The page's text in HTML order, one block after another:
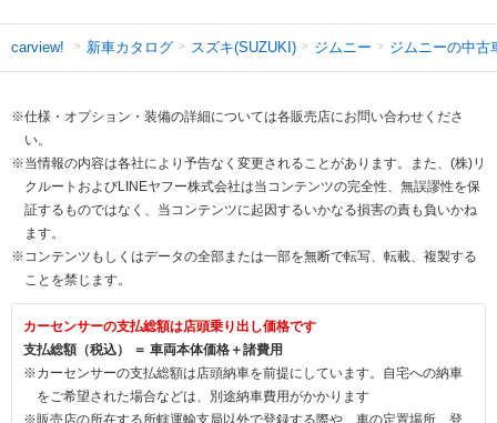
carview! 新車カタログ スズキ(SUZUKI) ジムニー ジムニーの中古
※仕様・オプション・装備の詳細については各販売店にお問い合わせくださ
い。
※当情報の内容は各社により予告なく変更されることがあります。また、(株)リ
クルートおよびLINEヤフー株式会社は当コンテンツの完全性、無誤謬性を保
証するものではなく、当コンテンツに起因するいかなる損害の責も負いかね
ます。
※コンテンツもしくはデータの全部または一部を無断で転写、転載、複製する
ことを禁じます。
カーセンサーの支払総額は店頭乗り出し価格です
支払総額（税込） ＝ 車両本体価格＋諸費用
※カーセンサーの支払総額は店頭納車を前提にしています。自宅への納車
をご希望された場合などは、別途納車費用がかかります
※販売店の所在する所轄運輸支局以外で登録する際や、車の定置場所、登